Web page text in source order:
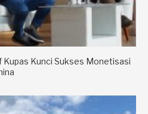
Kupas Kunci Sukses Monetisasi